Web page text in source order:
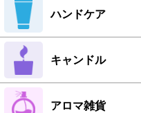
ハンドケア
キャンドル
アロマ雑貨